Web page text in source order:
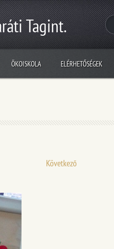
Tagint.
ÖKOISKOLA ELÉRHETŐSÉGEK
Következő